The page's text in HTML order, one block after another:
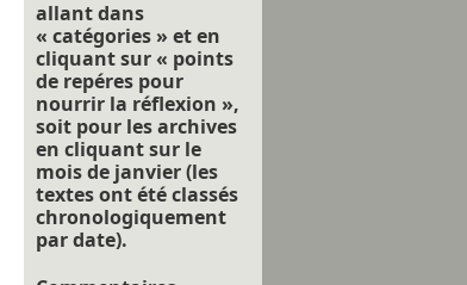
allant dans
« catégories » et en
cliquant sur « points
de repéres pour
nourrir la réflexion »,
soit pour les archives
en cliquant sur le
mois de janvier (les
textes ont été classés
chronologiquement
par date).